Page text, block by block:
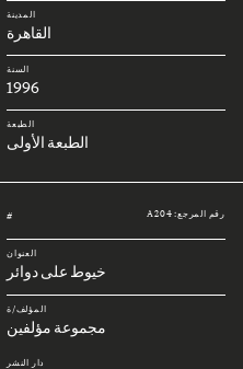
المدينة
القاهرة
السنة
1996
الطبعة
الطبعة الأولى
رقم المرجع: A204 #
العنوان
خيوط على دوائر
المؤلف/ة
مجموعة مؤلفين
دار النشر